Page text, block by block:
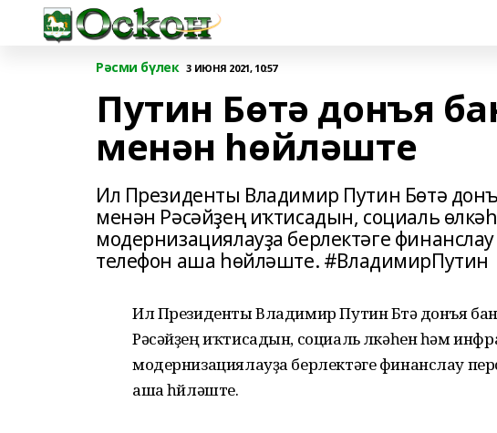
Рәсми бүлек 3 ИЮНЯ 2021, 10:57
Путин Бөтә донъя
менән һөйләште
Ил Президенты Владимир Путин Бөтә
менән Рәсәйҙең иҡтисадын, социаль
модернизациялауҙа берлектәге
телефон аша һөйләште. #ВладимирПутин
Ил Президенты Владимир Путин Бөтә донъя
Рәсәйҙең иҡтисадын, социаль өлкәһен һәм
модернизациялауҙа берлектәге финанслау
аша һөйләште.